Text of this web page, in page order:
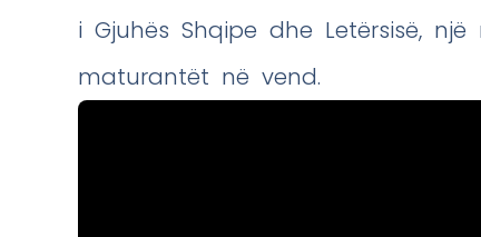
i Gjuhës Shqipe dhe Letërsisë,
maturantët në vend.